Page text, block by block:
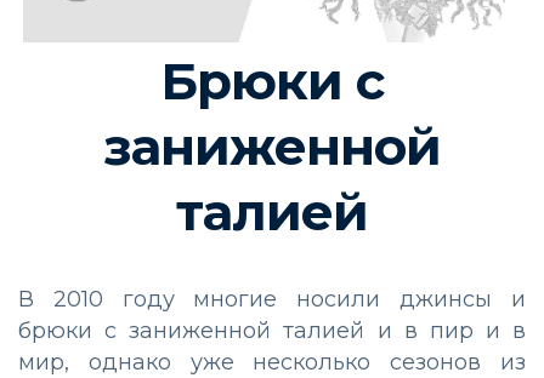
Брюки с
заниженной
талией
В 2010 году многие носили джинсы и
брюки с заниженной талией и в пир и в
мир, однако уже несколько сезонов из